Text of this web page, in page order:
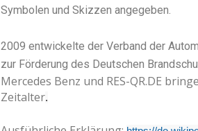
Symbolen und Skizzen angegeben.
2009 entwickelte der Verband der
zur Förderung des Deutschen
Mercedes Benz und RES-QR.DE
Zeitalter.